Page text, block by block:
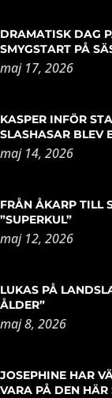
DRAMATISK DAG
SMYGSTART PÅ
maj 17, 2026
KASPER INFÖR
SLASHASAR BLEV
maj 14, 2026
FRÅN ÅKARP TILL
”SUPERKUL”
maj 12, 2026
LUKAS PÅ
ÅLDER”
maj 8, 2026
JOSEPHINE HAR
VARA PÅ DEN HÄR